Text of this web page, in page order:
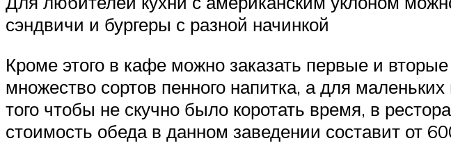
сэндвичи и бургеры с разной начинкой
Кроме этого в кафе можно заказать первые и
множество сортов пенного напитка, а для
того чтобы не скучно было коротать время, в
стоимость обеда в данном заведении составит от